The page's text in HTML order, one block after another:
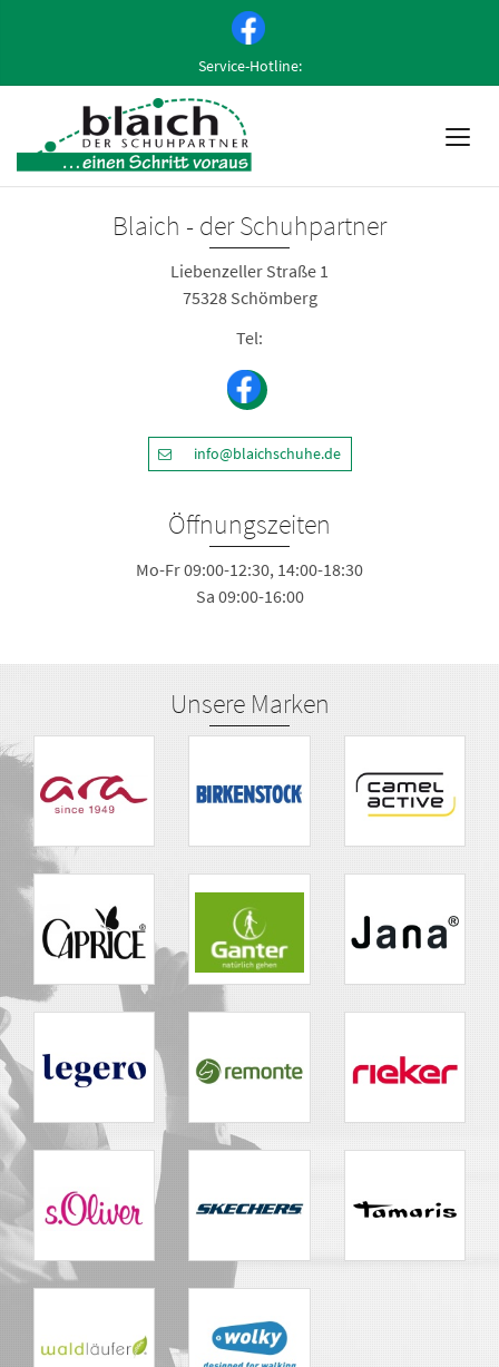
Service-Hotline:
Blaich - der Schuhpartner
Liebenzeller Straße 1
75328 Schömberg
Tel:
info@blaichschuhe.de
Öffnungszeiten
Mo-Fr 09:00-12:30, 14:00-18:30
Sa 09:00-16:00
Unsere Marken